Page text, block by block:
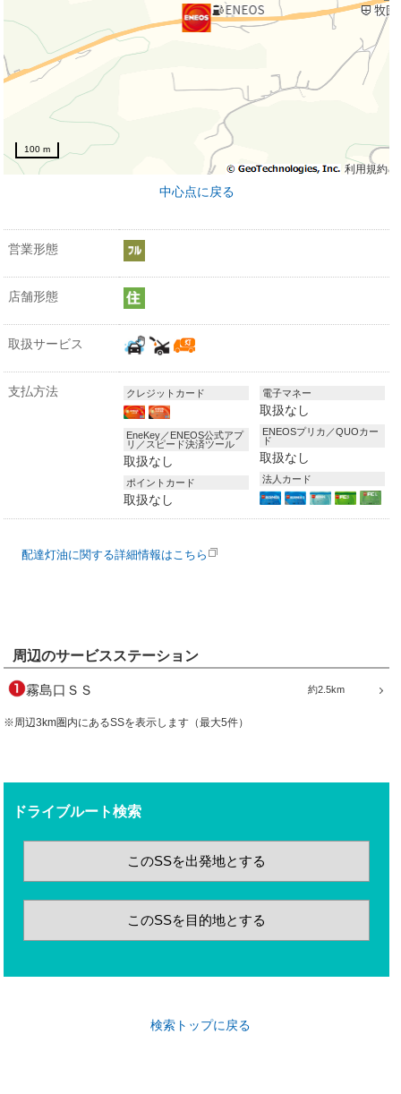
利用規約
100 m
中心点に戻る
営業形態
店舗形態
取扱サービス
支払方法 クレジットカード
EneKey／ENEOS公式アプ
リ／スピード決済ツール
取扱なし
ポイントカード
取扱なし
電子マネー
取扱なし
ENEOSプリカ／QUOカー
ド
取扱なし
法人カード
配達灯油に関する詳細情報はこちら
周辺のサービスステーション
約2.5km
霧島口ＳＳ
※周辺3km圏内にあるSSを表示します（最大5件）
ドライブルート検索
このSSを出発地とする
このSSを目的地とする
検索トップに戻る